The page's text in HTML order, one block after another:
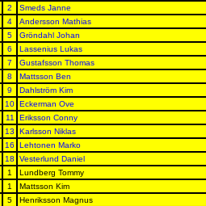
2
Smeds Janne
4
Andersson Mathias
5
Gröndahl Johan
6
Lassenius Lukas
7
Gustafsson Thomas
8
Mattsson Ben
9
Dahlström Kim
10
Eckerman Ove
11
Eriksson Conny
13
Karlsson Niklas
16
Lehtonen Marko
18
Vesterlund Daniel
1
Lundberg Tommy
1
Mattsson Kim
5
Henriksson Magnus